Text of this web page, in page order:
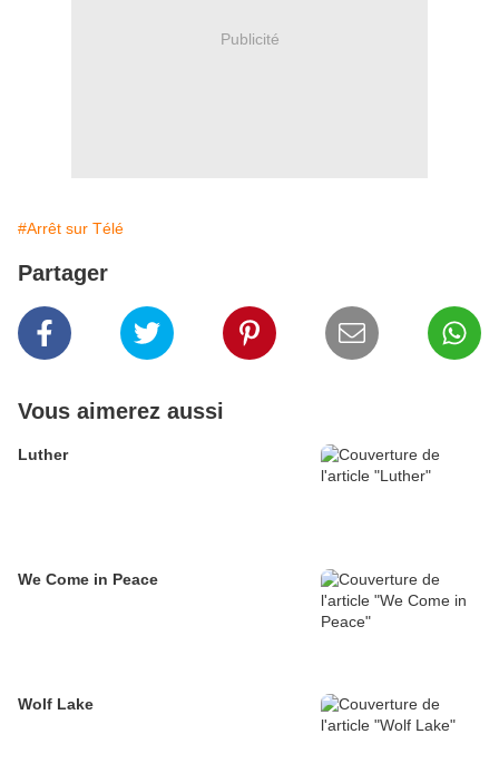
Publicité
#Arrêt sur Télé
Partager
Vous aimerez aussi
Luther
We Come in Peace
Wolf Lake